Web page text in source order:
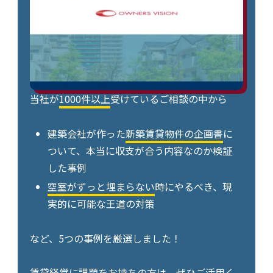
当社が1000件以上受けているご相談の中から
建築会社が作った新築賃貸物件の企画書に
ついて、本当に収支が合う内容なのか検証
した事例
空室がずっと埋まらない時にやるべき、現
実的に可能な王道の対策
など、5つの事例を厳選しました！